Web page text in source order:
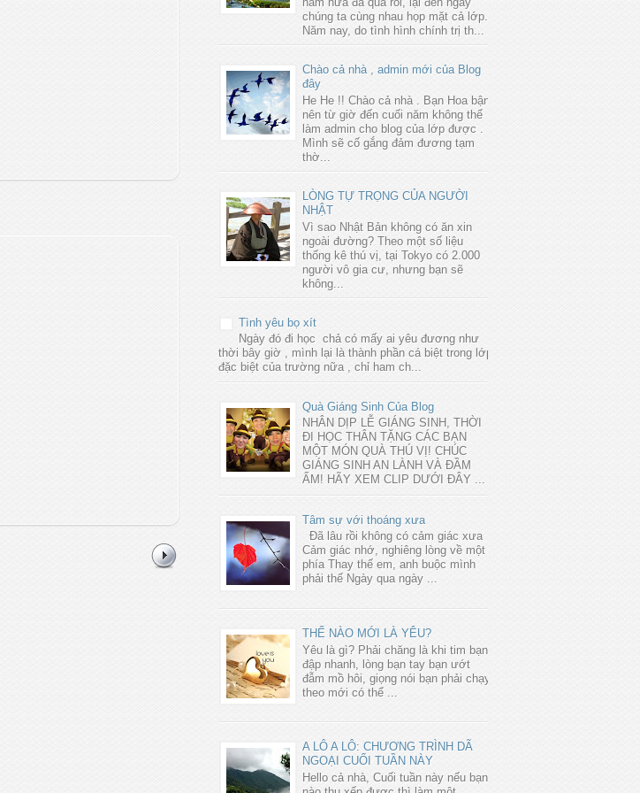
chúng ta cùng nhau họp mặt cả lớp.
Năm nay, do tình hình chính trị th...
Chào cả nhà , admin mới của Blog
đây
He He !! Chào cả nhà . Bạn Hoa bận
nên từ giờ đến cuối năm không thể
làm admin cho blog của lớp được .
Mình sẽ cố gắng đảm đương tạm
thờ...
LÒNG TỰ TRỌNG CỦA NGƯỜI
NHẬT
Vì sao Nhật Bản không có ăn xin
ngoài đường? Theo một số liệu
thống kê thú vị, tại Tokyo có 2.000
người vô gia cư, nhưng bạn sẽ
không...
Tình yêu bọ xít
Ngày đó đi học chả có mấy ai yêu đương như
thời bây giờ , mình lại là thành phần cá biệt trong lớp
đặc biệt của trường nữa , chỉ ham ch...
Quà Giáng Sinh Của Blog
NHÂN DỊP LỄ GIÁNG SINH, THỜI
ĐI HỌC THÂN TẶNG CÁC BẠN
MỘT MÓN QUÀ THÚ VỊ! CHÚC
GIÁNG SINH AN LÀNH VÀ ĐẦM
ẤM! HÃY XEM CLIP DƯỚI ĐÂY ...
Tâm sự với thoáng xưa
Đã lâu rồi không có cảm giác xưa
Cảm giác nhớ, nghiêng lòng về một
phía Thay thế em, anh buộc mình
phải thế Ngày qua ngày ...
THẾ NÀO MỚI LÀ YÊU?
Yêu là gì? Phải chăng là khi tim bạn
đập nhanh, lòng bạn tay bạn ướt
đẫm mồ hôi, giọng nói bạn phải chạy
theo mới có thể ...
A LÔ A LÔ: CHƯƠNG TRÌNH DÃ
NGOẠI CUỐI TUẦN NÀY
Hello cả nhà, Cuối tuần này nếu bạn